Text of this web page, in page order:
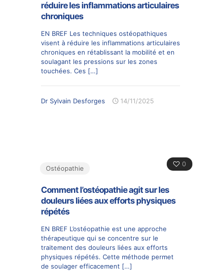
réduire les inflammations articulaires
chroniques
EN BREF Les techniques ostéopathiques
visent à réduire les inflammations articulaires
chroniques en rétablissant la mobilité et en
soulagant les pressions sur les zones
touchées. Ces […]
Dr Sylvain Desforges 14/11/2025
0
Ostéopathie
Comment l’ostéopathie agit sur les
douleurs liées aux efforts physiques
répétés
EN BREF L’ostéopathie est une approche
thérapeutique qui se concentre sur le
traitement des douleurs liées aux efforts
physiques répétés. Cette méthode permet
de soulager efficacement […]